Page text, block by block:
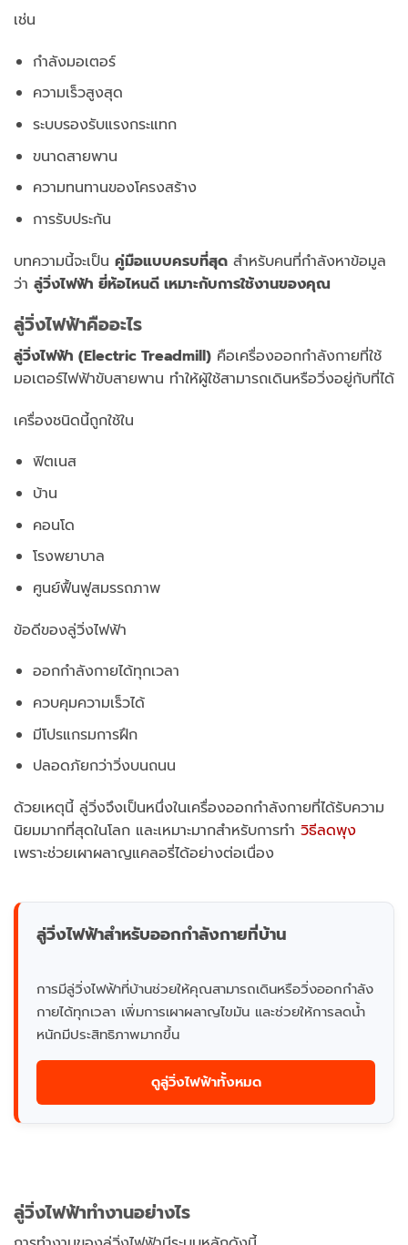
เช่น
กำลังมอเตอร์
ความเร็วสูงสุด
ระบบรองรับแรงกระแทก
ขนาดสายพาน
ความทนทานของโครงสร้าง
การรับประกัน
บทความนี้จะเป็น คู่มือแบบครบที่สุด สำหรับคนที่กำลังหาข้อมูล
ว่า ลู่วิ่งไฟฟ้า ยี่ห้อไหนดี เหมาะกับการใช้งานของคุณ
ลู่วิ่งไฟฟ้าคืออะไร
ลู่วิ่งไฟฟ้า (Electric Treadmill) คือเครื่องออกกำลังกายที่ใช้
มอเตอร์ไฟฟ้าขับสายพาน ทำให้ผู้ใช้สามารถเดินหรือวิ่งอยู่กับที่ได้
เครื่องชนิดนี้ถูกใช้ใน
ฟิตเนส
บ้าน
คอนโด
โรงพยาบาล
ศูนย์ฟื้นฟูสมรรถภาพ
ข้อดีของลู่วิ่งไฟฟ้า
ออกกำลังกายได้ทุกเวลา
ควบคุมความเร็วได้
มีโปรแกรมการฝึก
ปลอดภัยกว่าวิ่งบนถนน
ด้วยเหตุนี้ ลู่วิ่งจึงเป็นหนึ่งในเครื่องออกกำลังกายที่ได้รับความ
นิยมมากที่สุดในโลก และเหมาะมากสำหรับการทำ วิธีลดพุง
เพราะช่วยเผาผลาญแคลอรี่ได้อย่างต่อเนื่อง
ลู่วิ่งไฟฟ้าสำหรับออกกำลังกายที่บ้าน
การมีลู่วิ่งไฟฟ้าที่บ้านช่วยให้คุณสามารถเดินหรือวิ่งออกกำลัง
กายได้ทุกเวลา เพิ่มการเผาผลาญไขมัน และช่วยให้การลดน้ำ
หนักมีประสิทธิภาพมากขึ้น
ดูลู่วิ่งไฟฟ้าทั้งหมด
ลู่วิ่งไฟฟ้าทำงานอย่างไร